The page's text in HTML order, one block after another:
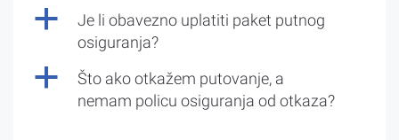
a
Je li obavezno uplatiti paket putnog
osiguranja?
a
Što ako otkažem putovanje, a
nemam policu osiguranja od otkaza?